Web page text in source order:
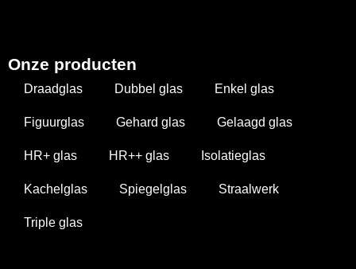
Onze producten
Draadglas Dubbel glas Enkel glas
Figuurglas Gehard glas Gelaagd glas
HR+ glas HR++ glas Isolatieglas
Kachelglas Spiegelglas Straalwerk
Triple glas